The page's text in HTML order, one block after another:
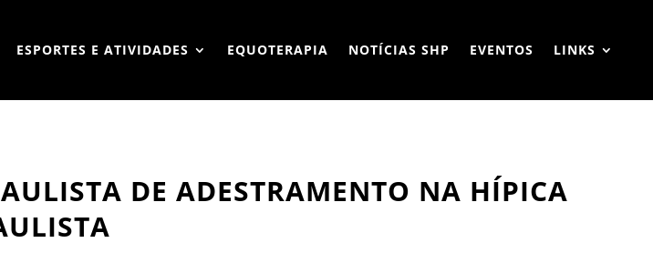
ESPORTES E ATIVIDADES EQUOTERAPIA NOTÍCIAS SHP EVENTOS LINKS
DE ADESTRAMENTO NA HÍPICA